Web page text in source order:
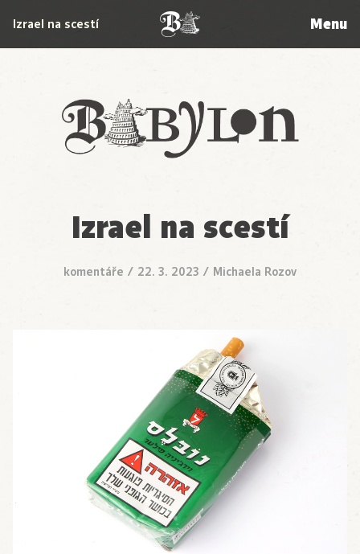
Babylon
Izrael na scestí Menu
Izrael na scestí
komentáře / 22. 3. 2023 / Michaela Rozov